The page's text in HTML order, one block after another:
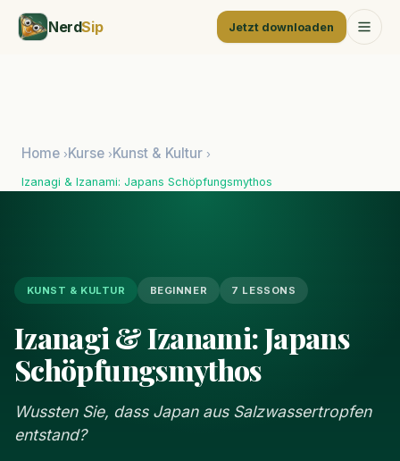
NerdSip Jetzt downloaden
Home ›Kurse ›Kunst & Kultur ›
Izanagi & Izanami: Japans Schöpfungsmythos
KUNST & KULTUR BEGINNER 7 LESSONS
Izanagi & Izanami: Japans
Schöpfungsmythos
Wussten Sie, dass Japan aus Salzwassertropfen
entstand?